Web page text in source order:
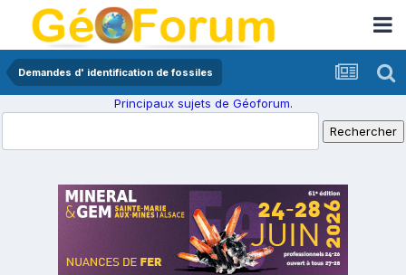
Demandes d' identification de fossiles
Principaux sujets de Géoforum.